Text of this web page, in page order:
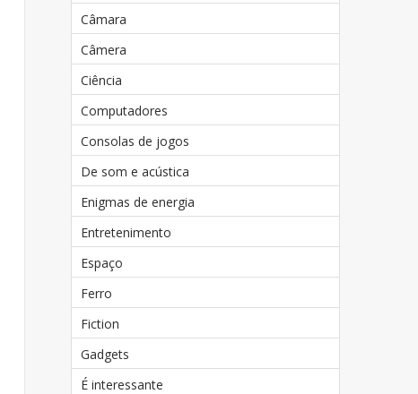
Câmara
Câmera
Ciência
Computadores
Consolas de jogos
De som e acústica
Enigmas de energia
Entretenimento
Espaço
Ferro
Fiction
Gadgets
É interessante